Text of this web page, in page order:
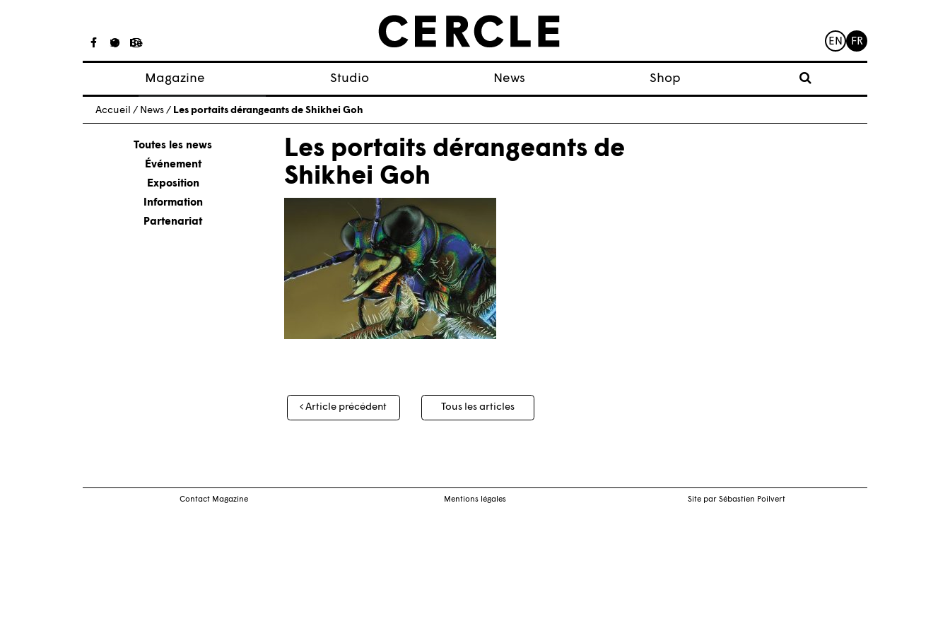
EN FR
Magazine
Articles
À propos
Numéros
Studio News Shop
Accueil / News / Les portaits dérangeants de Shikhei Goh
Toutes les news
Événement
Exposition
Information
Partenariat
Les portaits dérangeants de
Shikhei Goh
Navigation
des
Article précédent Tous les articles
Contact Magazine Mentions légales Site par Sébastien Poilvert